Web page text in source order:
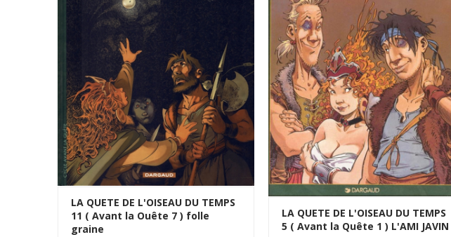
LA QUETE DE L'OISEAU DU TEMPS
11 ( Avant la Ouête 7 ) folle
graine
LA QUETE DE L'OISEAU DU TEMPS
5 ( Avant la Quête 1 ) L'AMI JAVIN